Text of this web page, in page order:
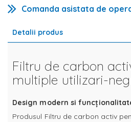
Comanda asistata de
Detalii produs
Filtru de carbon
multiple utilizari-
Design modern si
Produsul Filtru de carbon activ